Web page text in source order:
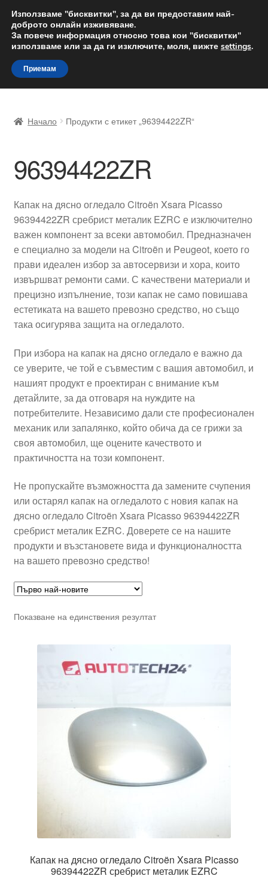
ДОСТАВКА от 12 лв.
Доставка по целия свят
Skip
to
navigation
Skip
to
content
Доставка по целия свят
Жалби
Количка
Контакт
Моята сметка
Плащанията
Политика за поверителност
Правила и условия
Процедура за рекламации
Разгледайте
Транспорт
Начало Продукти с етикет „96394422ZR“
96394422ZR
Капак на дясно огледало Citroën Xsara Picasso
96394422ZR сребрист металик EZRC е изключително
важен компонент за всеки автомобил. Предназначен
е специално за модели на Citroën и Peugeot, което го
прави идеален избор за автосервизи и хора, които
извършват ремонти сами. С качествени материали и
прецизно изпълнение, този капак не само повишава
естетиката на вашето превозно средство, но също
така осигурява защита на огледалото.
При избора на капак на дясно огледало е важно да
се уверите, че той е съвместим с вашия автомобил, и
нашият продукт е проектиран с внимание към
детайлите, за да отговаря на нуждите на
потребителите. Независимо дали сте професионален
механик или запалянко, който обича да се грижи за
своя автомобил, ще оцените качеството и
практичността на този компонент.
Не пропускайте възможността да замените счупения
или остарял капак на огледалото с новия капак на
дясно огледало Citroën Xsara Picasso 96394422ZR
сребрист металик EZRC. Доверете се на нашите
продукти и възстановете вида и функционалността
на вашето превозно средство!
Показване на единствения резултат
Капак на дясно огледало Citroën Xsara Picasso
96394422ZR сребрист металик EZRC
Използваме "бисквитки", за да ви предоставим най-
доброто онлайн изживяване.
За повече информация относно това кои "бисквитки"
използваме или за да ги изключите, моля, вижте settings.
Приемам